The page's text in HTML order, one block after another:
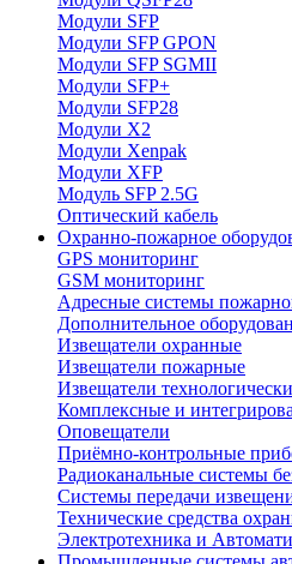
Модули SFP
Модули SFP GPON
Модули SFP SGMII
Модули SFP+
Модули SFP28
Модули X2
Модули Xenpak
Модули XFP
Модуль SFP 2.5G
Оптический кабель
Охранно-пожарное
GPS мониторинг
GSM мониторинг
Адресные системы
Дополнительное
Извещатели охранные
Извещатели пожарные
Извещатели
Комплексные и
Оповещатели
Приёмно-контрольные
Радиоканальные системы
Системы передачи
Технические средства
Электротехника и